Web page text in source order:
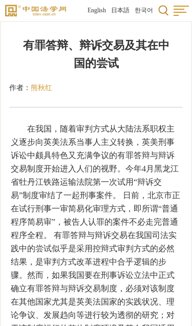
English 日本語 한국어
有罪答辩、辩诉交易及其在中
国的尝试
作者： 熊秋红
在我国，随着审判方式从大陆法系职权主
义逐步向英美法系当事人主义转换，英美刑事
诉讼中颇具特色又充满争议的有罪答辩与辩诉
交易制度开始进入人们的视野。今年4月黑龙江
省牡丹江铁路运输法院第一次试用“辩诉交
易”制度审结了一起刑事案件。 日前，北京市正
在试行刑事一审简易化审理方式，即所谓“普通
程序简易审”，被告人认罪的案件不必走完普通
程序全程。 有罪答辩与辩诉交易在我国司法实
践中的尝试似乎是采用控辩式审判方式的必然
结果，是审判方式改革进程中合乎逻辑的步
骤。然而，如果我国要在刑事诉讼立法中正式
确立有罪答辩与辩诉交易制度，必须对该制度
在其他国家尤其是英美法国家的实践状况、理
论争议、发展趋向等进行较为透彻的研究；对